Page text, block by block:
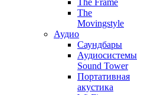
The Frame
The
Movingstyle
Аудио
Саундбары
Аудиосистемы
Sound Tower
Портативная
акустика